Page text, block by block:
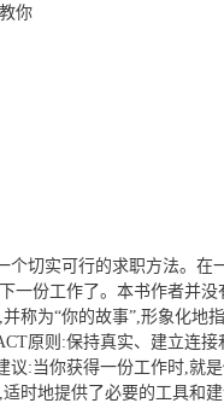
你
个切实可行的求职方法。在
一份工作了。本书作者并
称为“你的故事”,形象化地
原则:保持真实、建立连
议:当你获得一份工作时,就
时地提供了必要的工具和